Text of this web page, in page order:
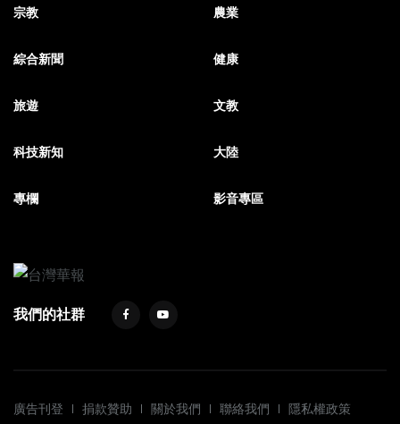
宗教 農業
綜合新聞 健康
旅遊 文教
科技新知 大陸
專欄 影音專區
我們的社群
廣告刊登 捐款贊助 關於我們 聯絡我們 隱私權政策